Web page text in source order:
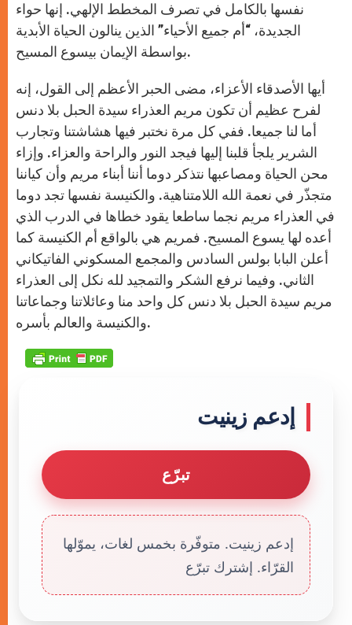
نفسها بالكامل في تصرف المخطط الإلهي. إنها حواء
الجديدة، “أم جميع الأحياء” الذين ينالون الحياة الأبدية
بواسطة الإيمان بيسوع المسيح.
أيها الأصدقاء الأعزاء، مضى الحبر الأعظم إلى القول، إنه
لفرح عظيم أن تكون مريم العذراء سيدة الحبل بلا دنس
أما لنا جميعا. ففي كل مرة نختبر فيها هشاشتنا وتجارب
الشرير يلجأ قلبنا إليها فيجد النور والراحة والعزاء. وإزاء
محن الحياة ومصاعبها نتذكر دوما أننا أبناء مريم وأن كياننا
متجذّر في نعمة الله اللامتناهية. والكنيسة نفسها تجد دوما
في العذراء مريم نجما ساطعا يقود خطاها في الدرب الذي
أعده لها يسوع المسيح. فمريم هي بالواقع أم الكنيسة كما
أعلن البابا بولس السادس والمجمع المسكوني الفاتيكاني
الثاني. وفيما نرفع الشكر والتمجيد لله نكل إلى العذراء
مريم سيدة الحبل بلا دنس كل واحد منا وعائلاتنا وجماعاتنا
والكنيسة والعالم بأسره.
إدعم زينيت
تبرّع
إدعم زينيت. متوفّرة بخمس لغات، يموّلها
القرّاء. إشترك تبرّع